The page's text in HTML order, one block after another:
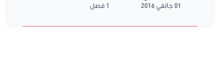
01 جانفي 2016
1 فصل